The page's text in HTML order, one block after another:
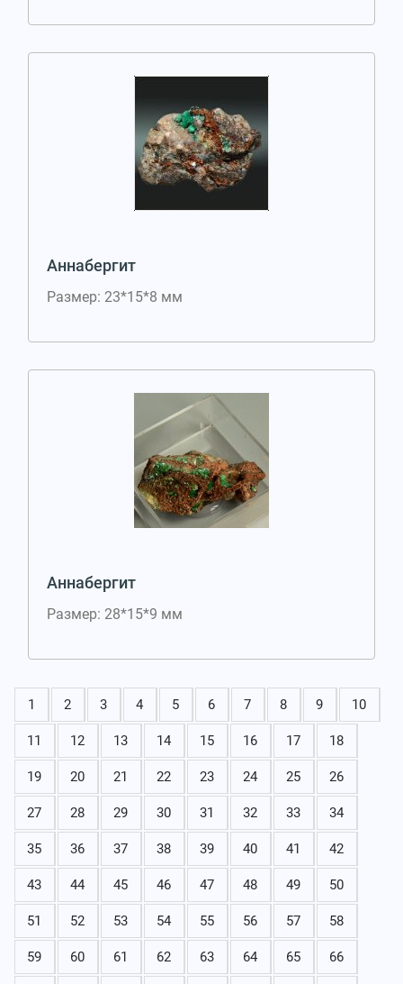
Аннабергит
Размер: 23*15*8 мм
Аннабергит
Размер: 28*15*9 мм
1 2 3 4 5 6 7 8 9 10
11 12 13 14 15 16 17 18
19 20 21 22 23 24 25 26
27 28 29 30 31 32 33 34
35 36 37 38 39 40 41 42
43 44 45 46 47 48 49 50
51 52 53 54 55 56 57 58
59 60 61 62 63 64 65 66